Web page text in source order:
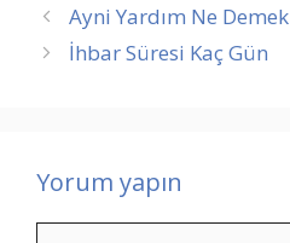
Ayni Yardım Ne Demek
İhbar Süresi Kaç Gün
Yorum yapın